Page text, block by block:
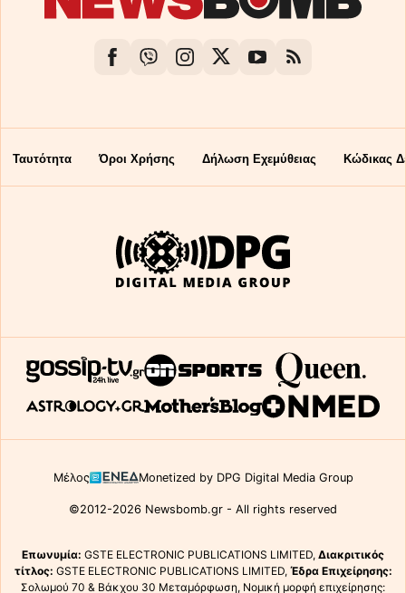
Ταυτότητα Όροι Χρήσης Δήλωση Εχεμύθειας Κώδικας
Μέλος Monetized by DPG Digital Media Group
©2012-2026 Newsbomb.gr - All rights reserved
Επωνυμία: GSTE ELECTRONIC PUBLICATIONS LIMITED, Διακριτικός
τίτλος: GSTE ELECTRONIC PUBLICATIONS LIMITED, Έδρα Επιχείρησης:
Σολωμού 70 & Βάκχου 30 Μεταμόρφωση, Νομική μορφή επιχείρησης: